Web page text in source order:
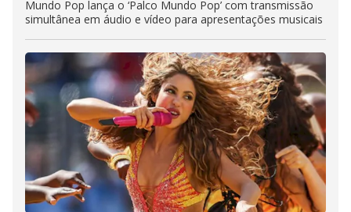
Mundo Pop lança o ‘Palco Mundo Pop’ com transmissão
simultânea em áudio e vídeo para apresentações musicais